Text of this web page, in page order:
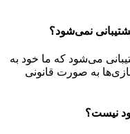
نمی‌شود؟
می‌شود که ما خود به
به صورت قانونی
نیست؟